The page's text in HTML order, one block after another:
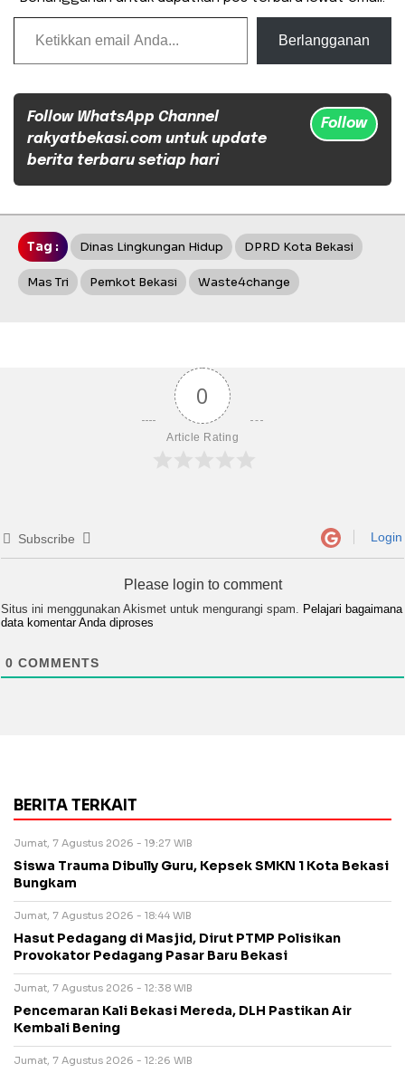
Ketikkan email Anda...
Berlangganan
Follow WhatsApp Channel
rakyatbekasi.com untuk update
berita terbaru setiap hari
Follow
Tag : Dinas Lingkungan Hidup DPRD Kota Bekasi
Mas Tri Pemkot Bekasi Waste4change
0
Article Rating
Subscribe Login
Please login to comment
Situs ini menggunakan Akismet untuk mengurangi spam. Pelajari bagaimana
data komentar Anda diproses
0 COMMENTS
BERITA TERKAIT
Jumat, 7 Agustus 2026 - 19:27 WIB
Siswa Trauma Dibully Guru, Kepsek SMKN 1 Kota Bekasi
Bungkam
Jumat, 7 Agustus 2026 - 18:44 WIB
Hasut Pedagang di Masjid, Dirut PTMP Polisikan
Provokator Pedagang Pasar Baru Bekasi
Jumat, 7 Agustus 2026 - 12:38 WIB
Pencemaran Kali Bekasi Mereda, DLH Pastikan Air
Kembali Bening
Jumat, 7 Agustus 2026 - 12:26 WIB